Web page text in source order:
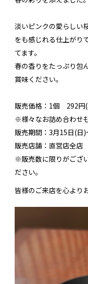
淡いピンクの愛らしい
をも感じれる仕上がり
てます。
春の香りをたっぷり包
賞味ください。
販売価格：1個 292円
※様々なお詰め合わせ
販売期間：3月15日(日
販売店舗：直営店全店
※販売数に限りがござ
ださい。
皆様のご来店を心より